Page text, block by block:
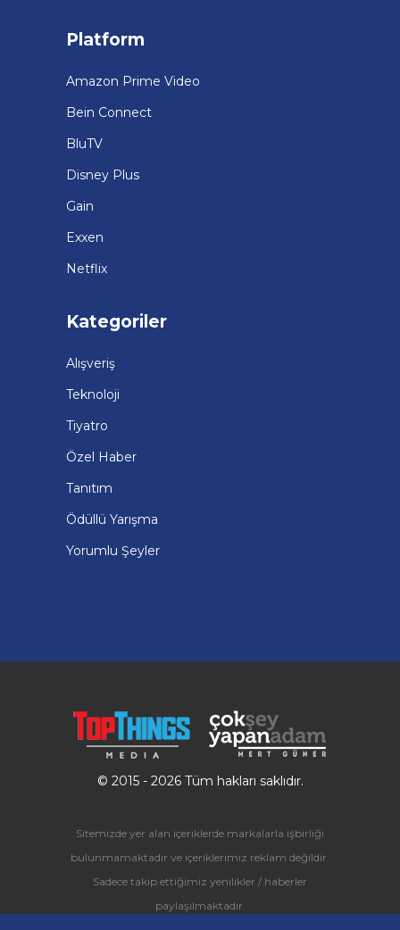
Platform
Amazon Prime Video
Bein Connect
BluTV
Disney Plus
Gain
Exxen
Netflix
Kategoriler
Alışveriş
Teknoloji
Tiyatro
Özel Haber
Tanıtım
Ödüllü Yarışma
Yorumlu Şeyler
© 2015 - 2026 Tüm hakları saklıdır.
Sitemizde yer alan içeriklerde markalarla işbirliği
bulunmamaktadır ve içeriklerimiz reklam değildir.
Sadece takip ettiğimiz yenilikler / haberler
paylaşılmaktadır.